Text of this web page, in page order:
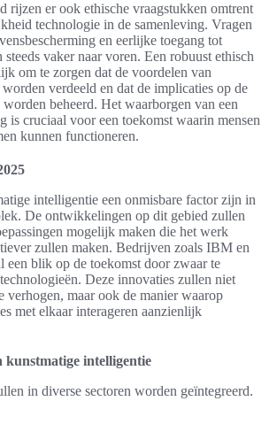
rijzen er ook ethische vraagstukken omtrent
technologie in de samenleving. Vragen
en eerlijke toegang tot
vaker naar voren. Een robuust ethisch
om te zorgen dat de voordelen van
verdeeld en dat de implicaties op de
beheerd. Het waarborgen van een
is cruciaal voor een toekomst waarin mensen
kunnen functioneren.
intelligentie een onmisbare factor zijn in
De ontwikkelingen op dit gebied zullen
mogelijk maken die het werk
zullen maken. Bedrijven zoals IBM en
een blik op de toekomst door zwaar te
Deze innovaties zullen niet
verhogen, maar ook de manier waarop
met elkaar interageren aanzienlijk
kunstmatige intelligentie
in diverse sectoren worden geïntegreerd.